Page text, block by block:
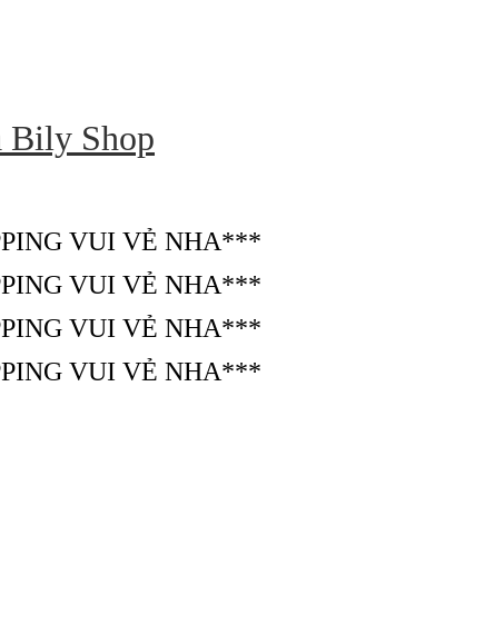
Bily Shop
VUI VẺ NHA***
VUI VẺ NHA***
VUI VẺ NHA***
VUI VẺ NHA***